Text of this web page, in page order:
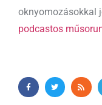
oknyomozásokkal
podcastos